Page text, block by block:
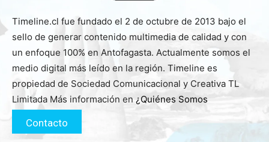
Timeline.cl fue fundado el 2 de octubre de 2013 bajo el
sello de generar contenido multimedia de calidad y con
un enfoque 100% en Antofagasta. Actualmente somos el
medio digital más leído en la región. Timeline es
propiedad de Sociedad Comunicacional y Creativa TL
Limitada Más información en ¿Quiénes Somos
Contacto